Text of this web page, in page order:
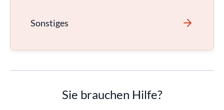
Sonstiges
Sie brauchen Hilfe?